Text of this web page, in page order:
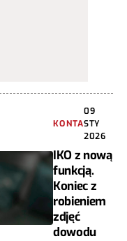
KONTA
09
STY
2026
IKO z nową
funkcją.
Koniec z
robieniem
zdjęć
dowodu